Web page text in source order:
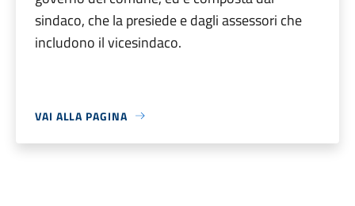
sindaco, che la presiede e dagli assessori che
includono il vicesindaco.
VAI ALLA PAGINA